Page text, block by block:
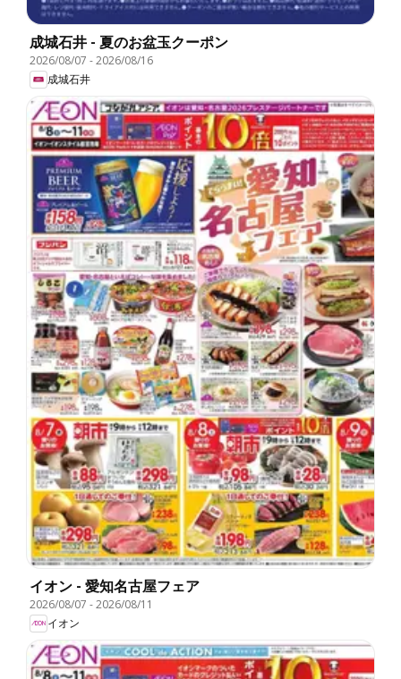
成城石井 - 夏のお盆玉クーポン
2026/08/07 -2026/08/16
成城石井
イオン - 愛知名古屋フェア
2026/08/07 -2026/08/11
イオン